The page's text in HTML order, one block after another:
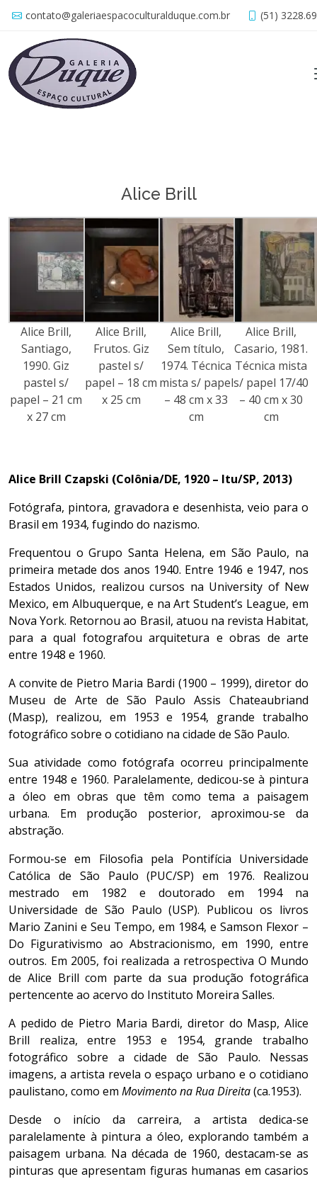
contato@galeriaespacoculturalduque.com.br (51)
Alice Brill
Alice Brill,
Santiago,
1990. Giz
pastel s/
papel – 21 cm
x 27 cm
Alice Brill,
Frutos. Giz
pastel s/
papel – 18 cm
x 25 cm
Alice Brill,
Sem título,
1974. Técnica
mista s/ papel
– 48 cm x 33
cm
Alice Brill,
Casario, 1981.
Técnica mista
s/ papel 17/40
– 40 cm x 30
cm
Alice Brill Czapski (Colônia/DE, 1920 – Itu/SP, 2013)
Fotógrafa, pintora, gravadora e desenhista, veio para o
Brasil em 1934, fugindo do nazismo.
Frequentou o Grupo Santa Helena, em São Paulo, na
primeira metade dos anos 1940. Entre 1946 e 1947, nos
Estados Unidos, realizou cursos na University of New
Mexico, em Albuquerque, e na Art Student’s League, em
Nova York. Retornou ao Brasil, atuou na revista Habitat,
para a qual fotografou arquitetura e obras de arte
entre 1948 e 1960.
A convite de Pietro Maria Bardi (1900 – 1999), diretor do
Museu de Arte de São Paulo Assis Chateaubriand
(Masp), realizou, em 1953 e 1954, grande trabalho
fotográfico sobre o cotidiano na cidade de São Paulo.
Sua atividade como fotógrafa ocorreu principalmente
entre 1948 e 1960. Paralelamente, dedicou-se à pintura
a óleo em obras que têm como tema a paisagem
urbana. Em produção posterior, aproximou-se da
abstração.
Formou-se em Filosofia pela Pontifícia Universidade
Católica de São Paulo (PUC/SP) em 1976. Realizou
mestrado em 1982 e doutorado em 1994 na
Universidade de São Paulo (USP). Publicou os livros
Mario Zanini e Seu Tempo, em 1984, e Samson Flexor –
Do Figurativismo ao Abstracionismo, em 1990, entre
outros. Em 2005, foi realizada a retrospectiva O Mundo
de Alice Brill com parte da sua produção fotográfica
pertencente ao acervo do Instituto Moreira Salles.
A pedido de Pietro Maria Bardi, diretor do Masp, Alice
Brill realiza, entre 1953 e 1954, grande trabalho
fotográfico sobre a cidade de São Paulo. Nessas
imagens, a artista revela o espaço urbano e o cotidiano
paulistano, como em Movimento na Rua Direita(ca.1953).
Desde o início da carreira, a artista dedica-se
paralelamente à pintura a óleo, explorando também a
paisagem urbana. Na década de 1960, destacam-se as
pinturas que apresentam figuras humanas em casarios